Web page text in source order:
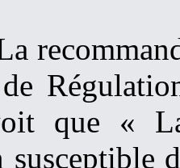
que «
susceptible